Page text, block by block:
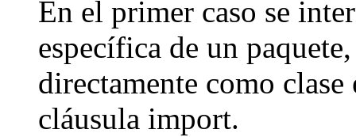
En el primer caso se
específica de un
directamente como
cláusula import.